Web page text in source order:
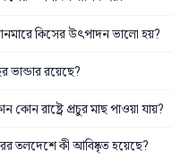
কিসের উৎপাদন ভালো হয়?
ভান্ডার রয়েছে?
কোন রাষ্ট্রে প্রচুর মাছ পাওয়া যায়?
তলদেশে কী আবিষ্কৃত হয়েছে?